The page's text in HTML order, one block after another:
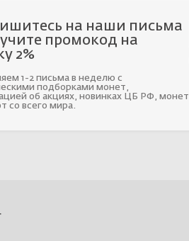
на наши письма
промокод на
2%
1-2 письма в неделю с
подборками монет,
об акциях, новинках ЦБ РФ, монет
со всего мира.